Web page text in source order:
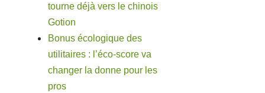
tourne déjà vers le chinois
Gotion
Bonus écologique des
utilitaires : l’éco-score va
changer la donne pour les
pros